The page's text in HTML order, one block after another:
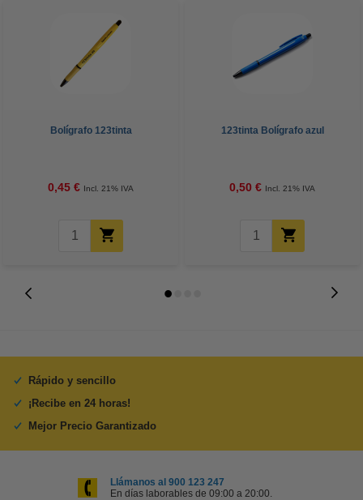
Bolígrafo 123tinta
0,45 € Incl. 21% IVA
123tinta Bolígrafo azul
0,50 € Incl. 21% IVA
Rápido y sencillo
¡Recibe en 24 horas!
Mejor Precio Garantizado
Llámanos al 900 123 247
En días laborables de 09:00 a 20:00.